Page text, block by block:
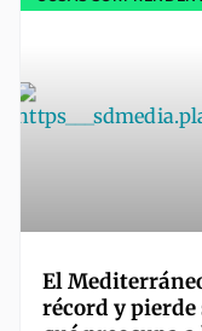
El
récord y